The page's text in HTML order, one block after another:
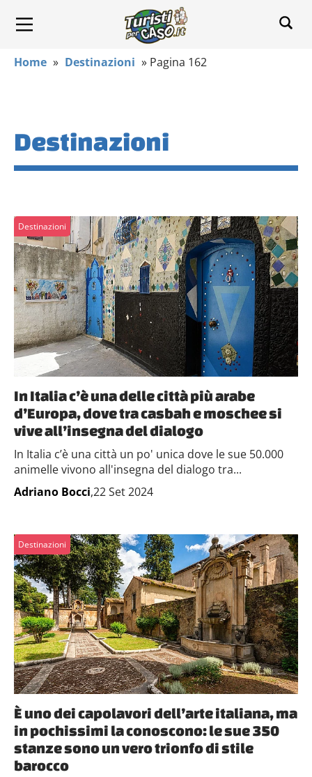
Home » Destinazioni » Pagina 162
Destinazioni
Destinazioni
In Italia c’è una delle città più arabe
d’Europa, dove tra casbah e moschee si
vive all’insegna del dialogo
In Italia c’è una città un po' unica dove le sue 50.000
animelle vivono all'insegna del dialogo tra...
Adriano Bocci,22 Set 2024
Destinazioni
È uno dei capolavori dell’arte italiana, ma
in pochissimi la conoscono: le sue 350
stanze sono un vero trionfo di stile
barocco